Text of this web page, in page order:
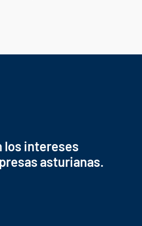
los intereses
asturianas.